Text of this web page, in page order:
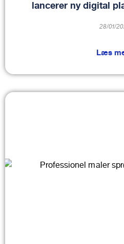
lancerer ny digital
28/01/
Læs